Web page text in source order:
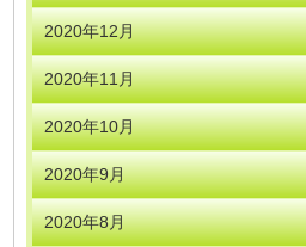
2020年12月
2020年11月
2020年10月
2020年9月
2020年8月